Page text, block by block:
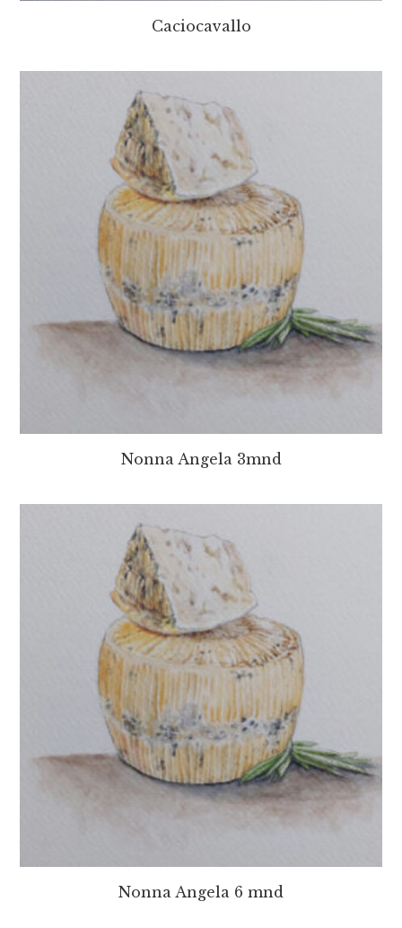
Caciocavallo
Nonna Angela 3mnd
Nonna Angela 6 mnd